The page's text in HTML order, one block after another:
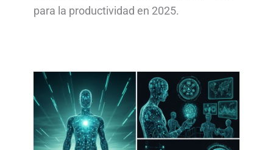
para la productividad en 2025.